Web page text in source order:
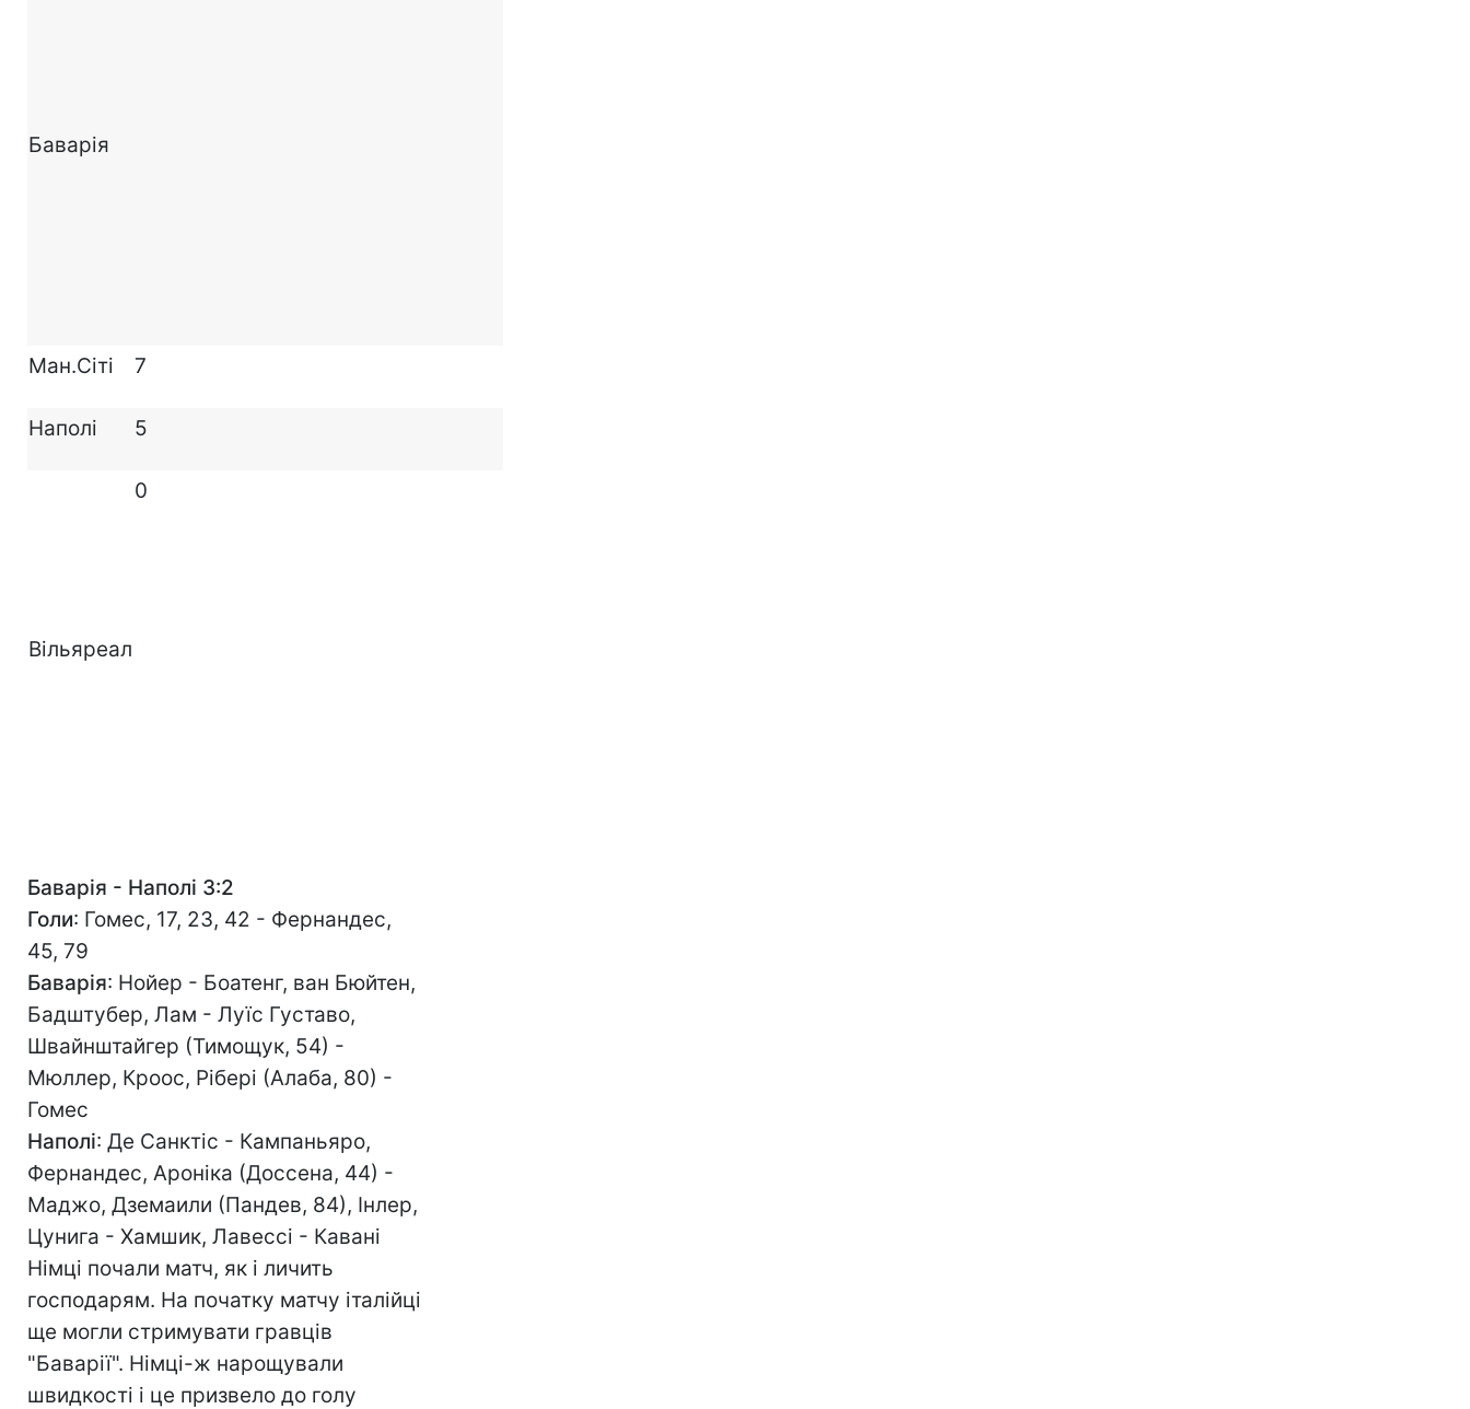
Баварія
Ман.Сіті 7
Наполі 5
Вільяреал
0
Баварія - Наполі 3:2
Голи: Гомес, 17, 23, 42 - Фернандес,
45, 79
Баварія: Нойер - Боатенг, ван Бюйтен,
Бадштубер, Лам - Луїс Густаво,
Швайнштайгер (Тимощук, 54) -
Мюллер, Кроос, Рібері (Алаба, 80) -
Гомес
Наполі: Де Санктіс - Кампаньяро,
Фернандес, Ароніка (Доссена, 44) -
Маджо, Дземаили (Пандев, 84), Інлер,
Цунига - Хамшик, Лавессі - Кавані
Німці почали матч, як і личить
господарям. На початку матчу італійці
ще могли стримувати гравців
"Баварії". Німці-ж нарощували
швидкості і це призвело до голу